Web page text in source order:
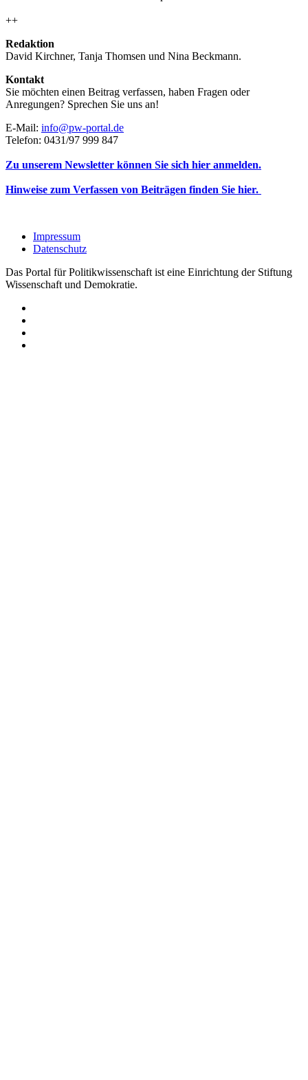
++
Redaktion
David Kirchner, Tanja Thomsen und Nina Beckmann.
Kontakt
Sie möchten einen Beitrag verfassen, haben Fragen oder
Anregungen? Sprechen Sie uns an!
E-Mail: info@pw-portal.de
Telefon: 0431/97 999 847
Zu unserem Newsletter können Sie sich hier anmelden.
Hinweise zum Verfassen von Beiträgen finden Sie hier.
Impressum
Datenschutz
Das Portal für Politikwissenschaft ist eine Einrichtung der Stiftung
Wissenschaft und Demokratie.